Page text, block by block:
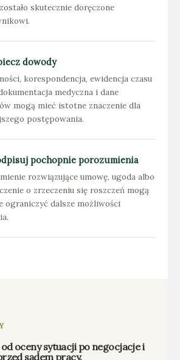
skutecznie doręczone
dowody
korespondencja, ewidencja czasu
medyczna i dane
mogą mieć istotne znaczenie dla
postępowania.
pochopnie porozumienia
rozwiązujące umowę, ugoda albo
o zrzeczeniu się roszczeń mogą
ograniczyć dalsze możliwości
oceny sytuacji po negocjacje i
sądem pracy.